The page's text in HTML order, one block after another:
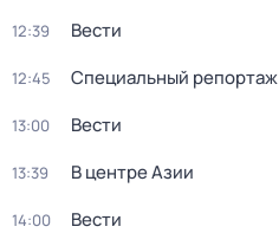
12:39 Вести
12:45 Специальный репортаж
13:00 Вести
13:39 В центре Азии
14:00 Вести